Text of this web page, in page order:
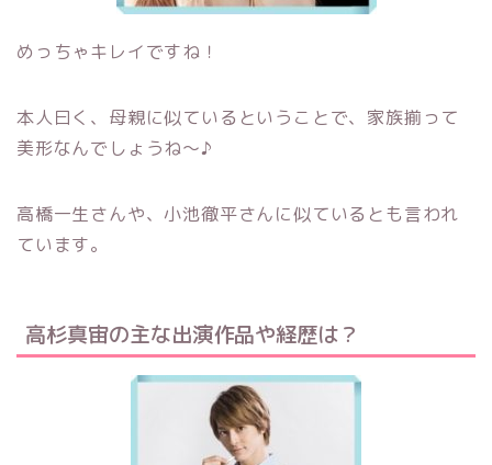
めっちゃキレイですね！
本人曰く、母親に似ているということで、家族揃って
美形なんでしょうね～♪
高橋一生さんや、小池徹平さんに似ているとも言われ
ています。
高杉真宙の主な出演作品や経歴は？